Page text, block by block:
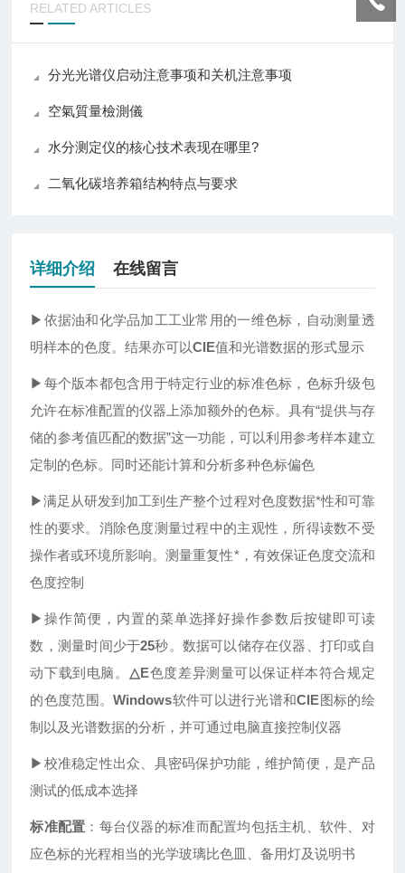
RELATED ARTICLES
分光光谱仪启动注意事项和关机注意事项
空氣質量檢測儀
水分测定仪的核心技术表现在哪里?
二氧化碳培养箱结构特点与要求
详细介绍 在线留言
▶依据油和化学品加工工业常用的一维色标，自动测量透
明样本的色度。结果亦可以CIE值和光谱数据的形式显示
▶每个版本都包含用于特定行业的标准色标，色标升级包
允许在标准配置的仪器上添加额外的色标。具有“提供与存
储的参考值匹配的数据”这一功能，可以利用参考样本建立
定制的色标。同时还能计算和分析多种色标偏色
▶满足从研发到加工到生产整个过程对色度数据*性和可靠
性的要求。消除色度测量过程中的主观性，所得读数不受
操作者或环境所影响。测量重复性*，有效保证色度交流和
色度控制
▶操作简便，内置的菜单选择好操作参数后按键即可读
数，测量时间少于25秒。数据可以储存在仪器、打印或自
动下载到电脑。 △E色度差异测量可以保证样本符合规定
的色度范围。Windows软件可以进行光谱和CIE图标的绘
制以及光谱数据的分析，并可通过电脑直接控制仪器
▶校准稳定性出众、具密码保护功能，维护简便，是产品
测试的低成本选择
标准配置 ：每台仪器的标准而配置均包括主机、软件、对
应色标的光程相当的光学玻璃比色皿、备用灯及说明书